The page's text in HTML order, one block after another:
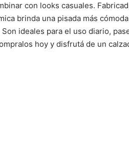
con looks casuales.
brinda una pisada más
ideales para el uso diario,
hoy y disfrutá de un